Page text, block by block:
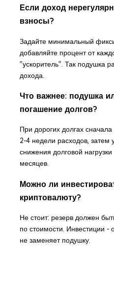
Если доход
взносы?
Задайте минимальный
добавляйте процент от
"ускоритель". Так подушка
дохода.
Что важнее: подушка
погашение долгов?
При дорогих долгах
2-4 недели расходов, затем
снижения долговой
месяцев.
Можно ли
криптовалюту?
Не стоит: резерв должен
по стоимости. Инвестиции -
не заменяет подушку.